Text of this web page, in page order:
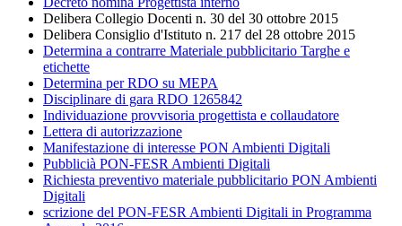
Delibera Collegio Docenti n. 30 del 30 ottobre 2015
Delibera Consiglio d'Istituto n. 217 del 28 ottobre 2015
Determina a contrarre Materiale pubblicitario Targhe e
etichette
Determina per RDO su MEPA
Disciplinare di gara RDO 1265842
Individuazione provvisoria progettista e collaudatore
Lettera di autorizzazione
Manifestazione di interesse PON Ambienti Digitali
Pubblicià PON-FESR Ambienti Digitali
Richiesta preventivo materiale pubblicitario PON Ambienti
Digitali
scrizione del PON-FESR Ambienti Digitali in Programma